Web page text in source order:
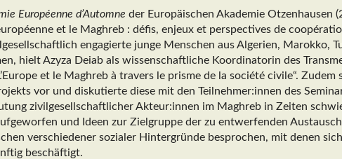
Européenne d’Automne der Europäischen Akademie Otzenhausen
et le Maghreb : défis, enjeux et perspectives de
engagierte junge Menschen aus Algerien, Marokko,
hielt Azyza Deiab als wissenschaftliche Koordinatorin des
et le Maghreb à travers le prisme de la société civile“.
vor und diskutierte diese mit den Teilnehmer:innen des
zivilgesellschaftlicher Akteur:innen im Maghreb in Zeiten
und Ideen zur Zielgruppe der zu entwerfenden
verschiedener sozialer Hintergründe besprochen, mit denen
beschäftigt.